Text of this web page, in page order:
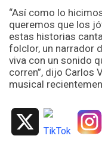
“Así como lo
queremos que los
estas historias
folclor, un narrador
viva con un sonido
corren”, dijo Carlos
musical
X